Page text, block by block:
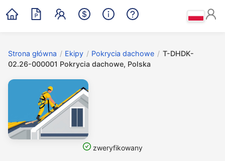
Strona główna / Ekipy / Pokrycia dachowe / T-DHDK-
02.26-000001 Pokrycia dachowe, Polska
zweryfikowany